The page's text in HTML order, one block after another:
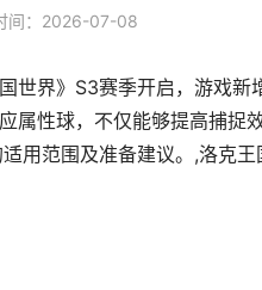
间：2026-07-08
世界》S3赛季开启，游戏
属性球，不仅能够提高捕捉
用范围及准备建议。,洛克